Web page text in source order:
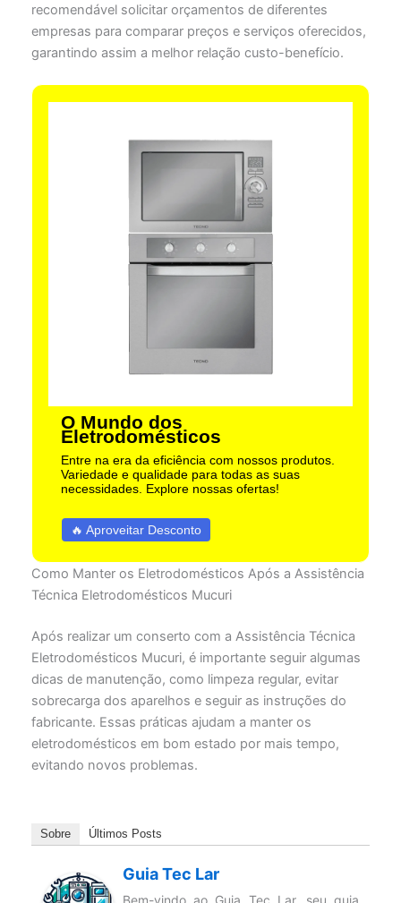
recomendável solicitar orçamentos de diferentes
empresas para comparar preços e serviços oferecidos,
garantindo assim a melhor relação custo-benefício.
O Mundo dos
Eletrodomésticos
Entre na era da eficiência com nossos produtos.
Variedade e qualidade para todas as suas
necessidades. Explore nossas ofertas!
🔥 Aproveitar Desconto
Como Manter os Eletrodomésticos Após a Assistência
Técnica Eletrodomésticos Mucuri
Após realizar um conserto com a Assistência Técnica
Eletrodomésticos Mucuri, é importante seguir algumas
dicas de manutenção, como limpeza regular, evitar
sobrecarga dos aparelhos e seguir as instruções do
fabricante. Essas práticas ajudam a manter os
eletrodomésticos em bom estado por mais tempo,
evitando novos problemas.
Sobre Últimos Posts
Guia Tec Lar